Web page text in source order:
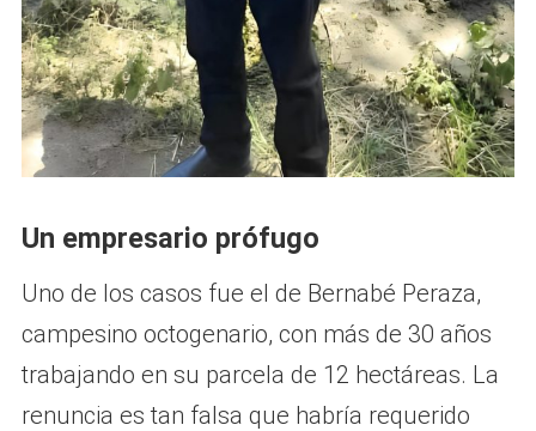
Un empresario prófugo
Uno de los casos fue el de Bernabé Peraza,
campesino octogenario, con más de 30 años
trabajando en su parcela de 12 hectáreas. La
renuncia es tan falsa que habría requerido